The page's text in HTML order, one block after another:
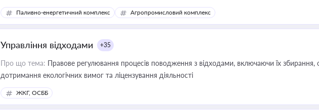
Паливно-енергетичний комплекс Агропромисловий комплекс
Управління відходами +35
Про що тема: Правове регулювання процесів поводження з відходами, включаючи їх збирання,
дотримання екологічних вимог та ліцензування діяльності
ЖКГ, ОСББ